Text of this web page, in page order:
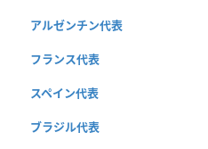
アルゼンチン代表
フランス代表
スペイン代表
ブラジル代表